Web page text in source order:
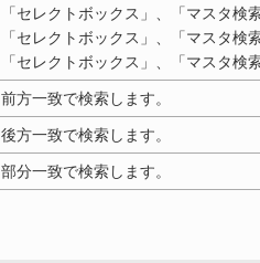
「セレクトボックス」、「マスタ
「セレクトボックス」、「マスタ
「セレクトボックス」、「マスタ
前方一致で検索します。
後方一致で検索します。
部分一致で検索します。